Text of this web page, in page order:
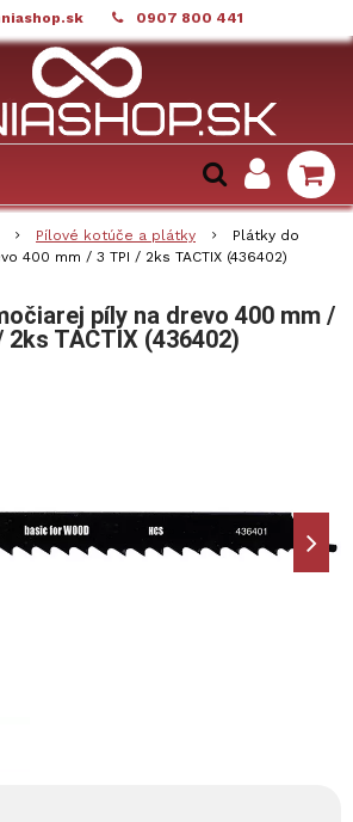
0907 800 441
Pílové kotúče a plátky
Plátky do
400 mm / 3 TPI / 2ks TACTIX (436402)
píly na drevo 400 mm /
2ks TACTIX (436402)